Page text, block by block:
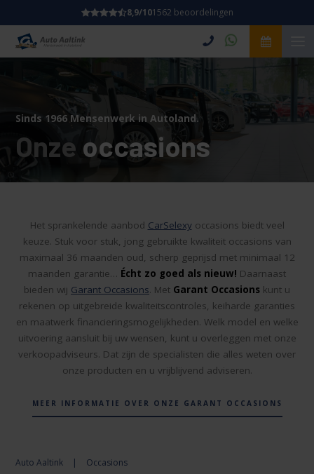
8,9/101562 beoordelingen
Sinds 1966 Mensenwerk in Autoland.
Onze occasions
Het sprankelende aanbod CarSelexyoccasions biedt veel
keuze. Stuk voor stuk, jong gebruikte kwaliteit occasions van
maximaal 36 maanden oud, scherp geprijsd met minimaal 12
maanden garantie… Écht zo goed als nieuw! Daarnaast
bieden wij Garant Occasions. Met Garant Occasions kunt u
rekenen op uitgebreide kwaliteitscontroles, keiharde garanties
en maatwerk financieringsmogelijkheden. Welk model en welke
uitvoering aansluit bij uw wensen, kunt u overleggen met onze
verkoopadviseurs. Dat zijn de specialisten die alles weten over
onze producten en u vrijblijvend adviseren.
MEER INFORMATIE OVER ONZE GARANT OCCASIONS
Auto Aaltink | Occasions